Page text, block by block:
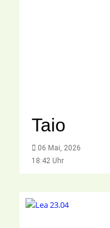
Taio
06 Mai, 2026
18:42 Uhr